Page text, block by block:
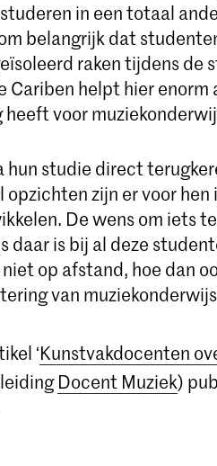
in een totaal
belangrijk dat
raken tijdens de
Cariben helpt hier enorm
voor
hun studie direct
opzichten zijn er voor
De wens om iets
daar is bij al deze
op afstand, hoe dan
van
‘Kunstvakdocenten
Docent Muziek)